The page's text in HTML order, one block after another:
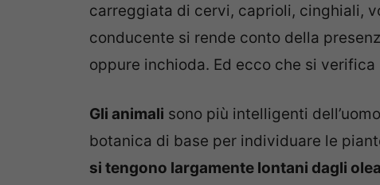
carreggiata di cervi, caprioli, cinghiali,
conducente si rende conto della
oppure inchioda. Ed ecco che si verifica
Gli animali sono più intelligenti
botanica di base per individuare le
si tengono largamente lontani dagli